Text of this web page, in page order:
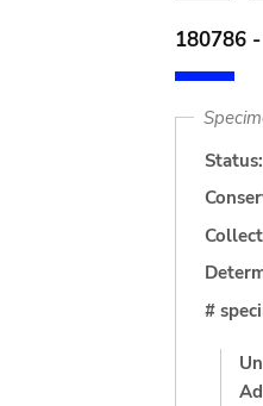
180786
Status:
#